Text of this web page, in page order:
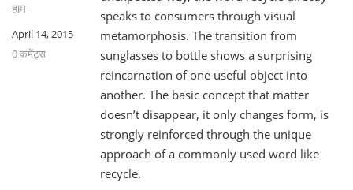
हाम
April 14, 2015
0 कमेंट्स
speaks to consumers through visual
metamorphosis. The transition from
sunglasses to bottle shows a surprising
reincarnation of one useful object into
another. The basic concept that matter
doesn’t disappear, it only changes form, is
strongly reinforced through the unique
approach of a commonly used word like
recycle.